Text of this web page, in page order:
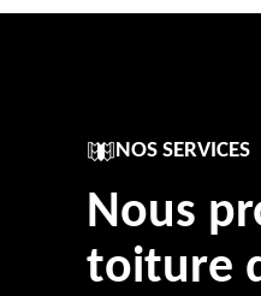
NOS SERVICES
Nous
toiture